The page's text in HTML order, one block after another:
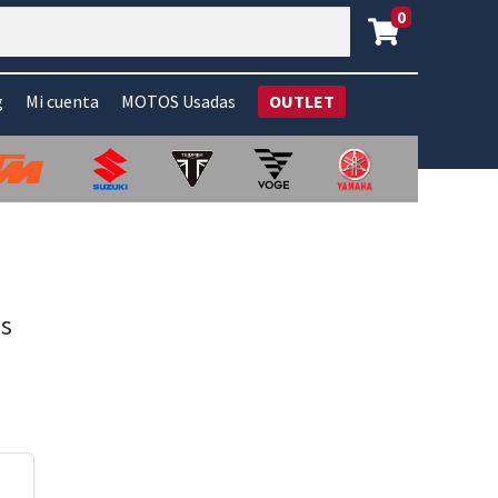
0
Mi cuenta MOTOS Usadas OUTLET